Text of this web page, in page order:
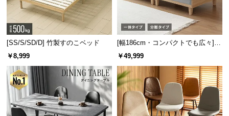
キャスター付きでたっぷり収納しても開け閉め
楽々。お部屋に合わせて、左右どちらにも組み替え
可能です。
[SS/S/SD/D] 竹製すのこベッド
￥8,999
[幅186cm・コンパクトでも広々] 3
人掛けソファベッド リクライニン
￥49,999